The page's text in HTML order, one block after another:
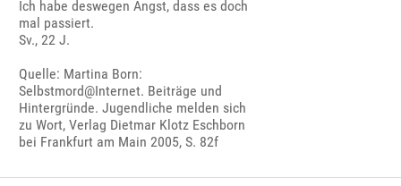
Ich habe deswegen Angst, dass es doch
mal passiert.
Sv., 22 J.
Quelle: Martina Born:
Selbstmord@Internet. Beiträge und
Hintergründe. Jugendliche melden sich
zu Wort, Verlag Dietmar Klotz Eschborn
bei Frankfurt am Main 2005, S. 82f